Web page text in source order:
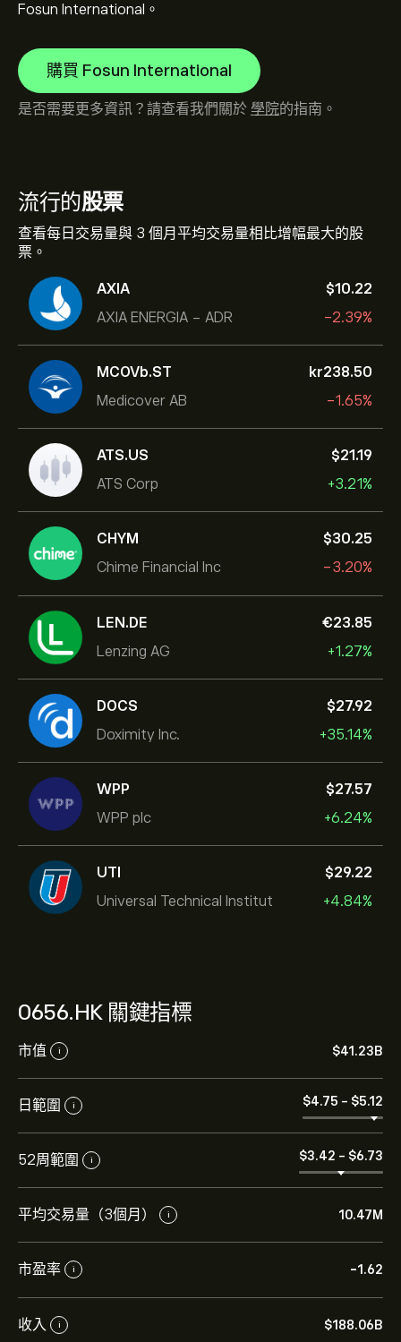
流行的股票
查看每日交易量與 3 個月平均交易量相比增幅最大的股
票。
AXIA
AXIA ENERGIA - ADR
‎$‎10.22
-2.39%
MCOVb.ST
Medicover AB
‎kr‎238.50
-1.65%
ATS.US
ATS Corp
‎$‎21.19
+3.21%
CHYM
Chime Financial Inc
‎$‎30.25
-3.20%
LEN.DE
Lenzing AG
‎€‎23.85
+1.27%
DOCS
Doximity Inc.
‎$‎27.92
+35.14%
WPP
WPP plc
‎$‎27.57
+6.24%
UTI
Universal Technical Institut
‎$‎29.22
+4.84%
0656.HK 關鍵指標
市值 i ‎$‎41.23B
日範圍 i ‎$‎4.75 - ‎$‎5.12
52周範圍 i ‎$‎3.42 - ‎$‎6.73
平均交易量（3個月） i 10.47M
市盈率 i -1.62
收入 i ‎$‎188.06B
Fosun International。
購買 Fosun International
是否需要更多資訊？請查看我們關於 學院的指南。